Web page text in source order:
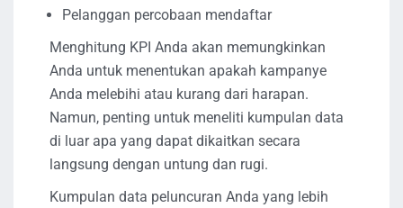
Pelanggan percobaan mendaftar
Menghitung KPI Anda akan memungkinkan
Anda untuk menentukan apakah kampanye
Anda melebihi atau kurang dari harapan.
Namun, penting untuk meneliti kumpulan data
di luar apa yang dapat dikaitkan secara
langsung dengan untung dan rugi.
Kumpulan data peluncuran Anda yang lebih